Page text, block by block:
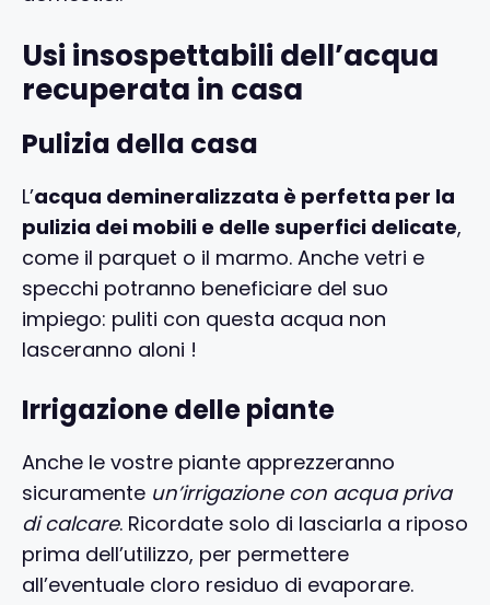
Usi insospettabili dell’acqua
recuperata in casa
Pulizia della casa
L’acqua demineralizzata è perfetta per la
pulizia dei mobili e delle superfici delicate,
come il parquet o il marmo. Anche vetri e
specchi potranno beneficiare del suo
impiego: puliti con questa acqua non
lasceranno aloni !
Irrigazione delle piante
Anche le vostre piante apprezzeranno
sicuramente un’irrigazione con acqua priva
di calcare. Ricordate solo di lasciarla a riposo
prima dell’utilizzo, per permettere
all’eventuale cloro residuo di evaporare.